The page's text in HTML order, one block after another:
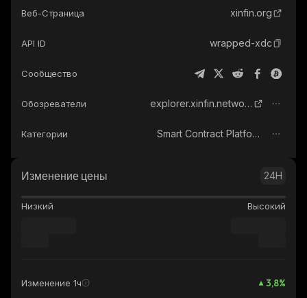
Веб-Страница xinfin.org
API ID wrapped-xdc
Сообщество
Обозреватели explorer.xinfin.network
Категории Smart Contract Platform
Изменение цены 24H
Низкий Высокий
Изменение 1ч 3,8%